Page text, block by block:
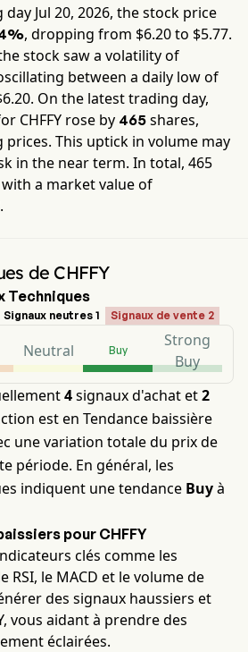
day Jul 20, 2026, the stock price
, dropping from $6.20to $5.77.
stock saw a volatility of
between a daily low of
6.20. On the latest trading day,
CHFFY rose by 465 shares,
This uptick in volume may
in the near term. In total, 465
a market value of
.
de CHFFY
Techniques
Signaux neutres 1 Signaux de vente 2
Neutral Buy
Strong
Buy
4signaux d'achat et2
est en Tendance baissière
une variation totale du prix de
période. En général, les
indiquent une tendance Buyà
pour CHFFY
clés comme les
RSI, le MACD et le volume de
des signaux haussiers et
vous aidant à prendre des
éclairées.